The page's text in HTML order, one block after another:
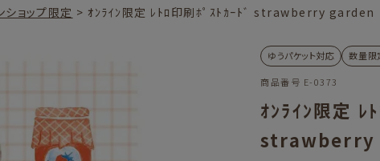
ショップ限定 ｵﾝﾗｲﾝ限定 ﾚﾄﾛ印刷ﾎﾟｽﾄｶｰﾄﾞ strawberry garden
ゆうパケット対応 数量限
商品番号 E-0373
ｵﾝﾗｲﾝ限定 ﾚ
strawberry